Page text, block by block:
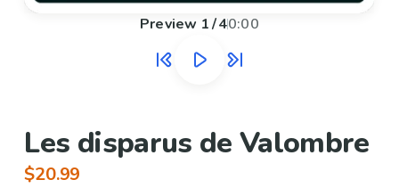
Preview 1/40:00
Les disparus de Valombre
$20.99